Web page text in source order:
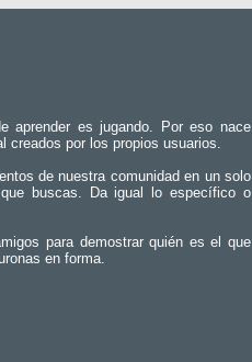
aprender es jugando. Por eso nace
creados por los propios usuarios.
de nuestra comunidad en un solo
buscas. Da igual lo específico o
para demostrar quién es el que
en forma.